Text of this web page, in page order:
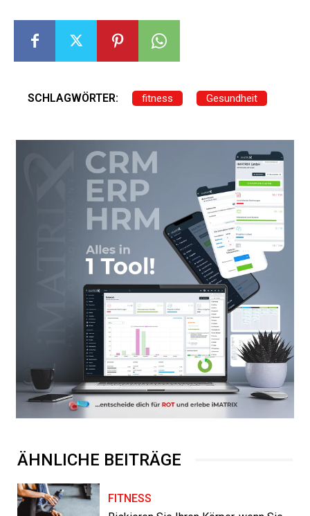
SCHLAGWÖRTER: fitness Gesundheit
ÄHNLICHE BEITRÄGE
FITNESS